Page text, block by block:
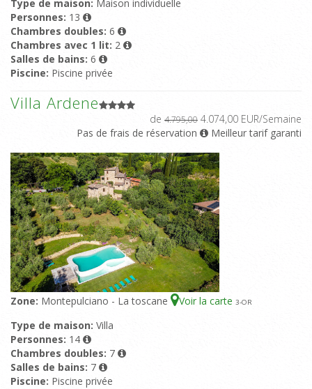
Type de maison: Maison individuelle
Personnes: 13
Chambres doubles: 6
Chambres avec 1 lit: 2
Salles de bains: 6
Piscine: Piscine privée
Villa Ardene
de 4.795,00 4.074,00 EUR/Semaine
Pas de frais de réservation
Meilleur tarif garanti
Zone: Montepulciano - La toscane Voir la carte 3-OR
Type de maison: Villa
Personnes: 14
Chambres doubles: 7
Salles de bains: 7
Piscine: Piscine privée